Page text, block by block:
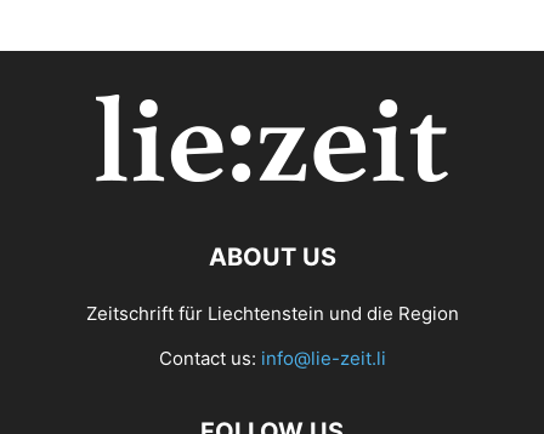
ABOUT US
Zeitschrift für Liechtenstein und die Region
Contact us: info@lie-zeit.li